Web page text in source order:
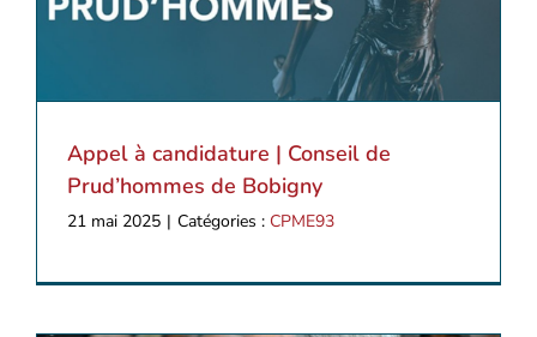
Appel à candidature | Conseil de
Prud’hommes de Bobigny
21 mai 2025 | Catégories : CPME93